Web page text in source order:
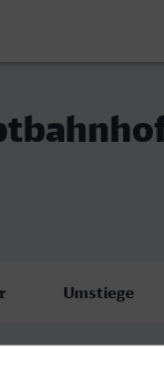
Umstiege